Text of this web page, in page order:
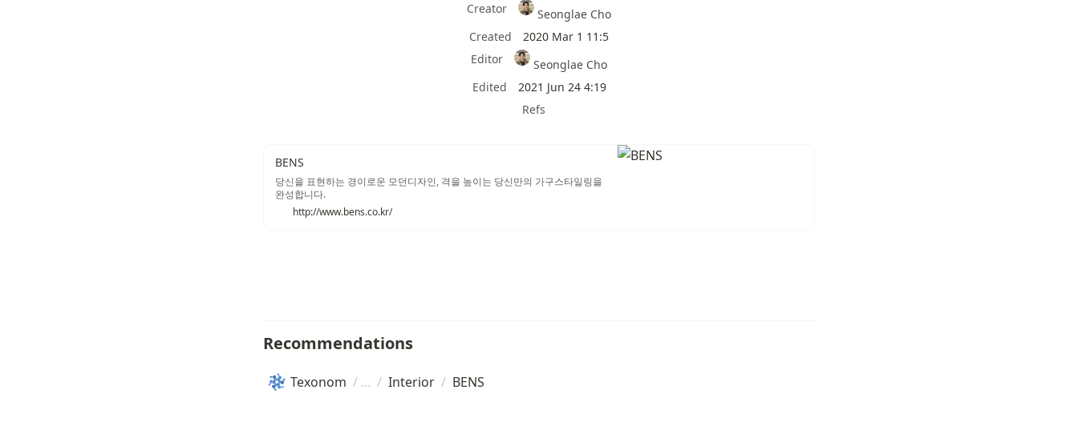
Creator
Seonglae Cho
Created
2020 Mar 1 11:5
Editor
Seonglae Cho
Edited
2021 Jun 24 4:19
Refs
BENS
당신을 표현하는 경이로운 모던디자인, 격을 높이는 당신만의 가구스타일링을
완성합니다.
http://www.bens.co.kr/
Recommendations
Texonom / / Interior / BENS